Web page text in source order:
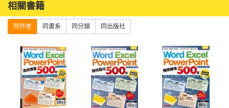
相關書籍
同作者 同書系 同分類 同出版社